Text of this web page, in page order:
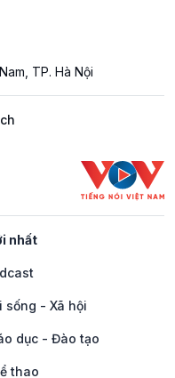
TP. Hà Nội
nhất
sống - Xã hội
dục - Đào tạo
thao